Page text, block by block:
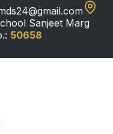
Sanjeet Marg
50658